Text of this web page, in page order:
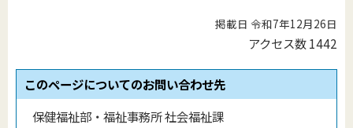
掲載日 令和7年12月26日
アクセス数1442
このページについてのお問い合わせ先
保健福祉部・福祉事務所 社会福祉課